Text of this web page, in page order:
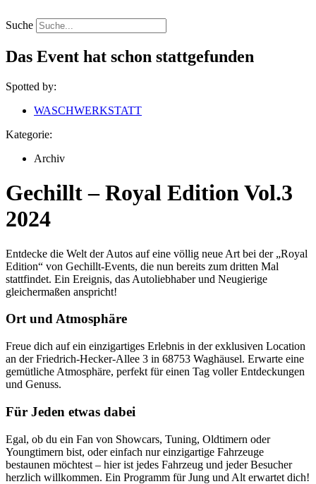
Inhalt
springen
Suche
Das Event hat schon stattgefunden
Spotted by:
WASCHWERKSTATT
Kategorie:
Archiv
Gechillt – Royal Edition Vol.3
2024
Entdecke die Welt der Autos auf eine völlig neue Art bei der „Royal
Edition“ von Gechillt-Events, die nun bereits zum dritten Mal
stattfindet. Ein Ereignis, das Autoliebhaber und Neugierige
gleichermaßen anspricht!
Ort und Atmosphäre
Freue dich auf ein einzigartiges Erlebnis in der exklusiven Location
an der Friedrich-Hecker-Allee 3 in 68753 Waghäusel. Erwarte eine
gemütliche Atmosphäre, perfekt für einen Tag voller Entdeckungen
und Genuss.
Für Jeden etwas dabei
Egal, ob du ein Fan von Showcars, Tuning, Oldtimern oder
Youngtimern bist, oder einfach nur einzigartige Fahrzeuge
bestaunen möchtest – hier ist jedes Fahrzeug und jeder Besucher
herzlich willkommen. Ein Programm für Jung und Alt erwartet dich!